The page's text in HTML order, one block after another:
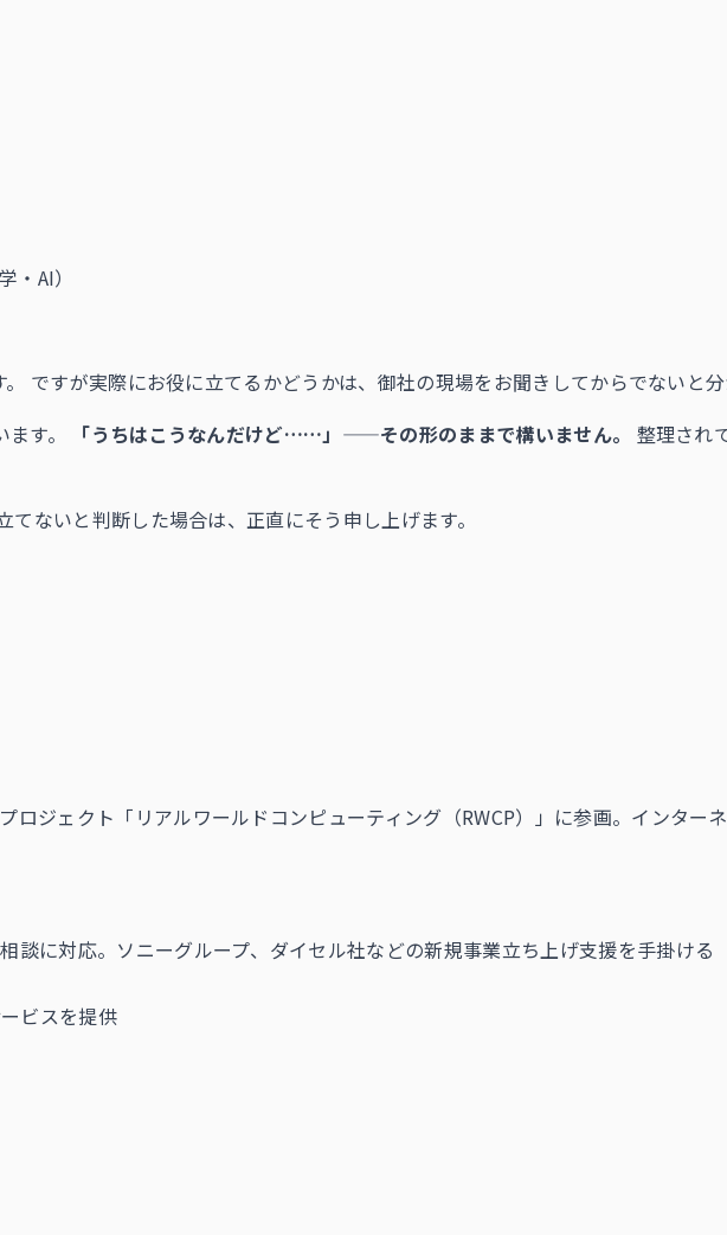
AI）
ですが実際にお役に立てるかどうかは、御社の現場をお聞きしてからでないと分
す。
「うちはこうなんだけど……」——その形のままで構いません。
整理され
ないと判断した場合は、正直にそう申し上げます。
ロジェクト「リアルワールドコンピューティング（RWCP）」に参画。インター
談に対応。ソニーグループ、ダイセル社などの新規事業立ち上げ支援を手掛ける
ビスを提供